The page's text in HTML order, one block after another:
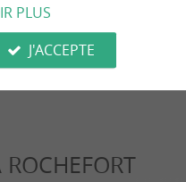
ROCHEFORT
PLUS
J'ACCEPTE